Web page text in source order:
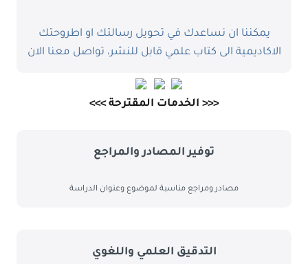
يمكننا ان نساعدك في تحويل رسالتك او اطروحتك
الاكاديمية الى كتاب علمي قابل للنشر، تواصل معنا الان
<<< الخدمات المقترحة >>>
ﺗﻮﻓﻴﺮ اﻟﻤﺼﺎدر واﻟﻤﺮاﺟﻊ
ﻣﺼﺎدر وﻣﺮاﺟﻊ ﻣﻨﺎﺳﺒﺔ ﻟﻤﻮﺿﻮع وﻋﻨﻮان اﻟﺪراﺳﺔ
اﻟﺘﺪﻗﻴﻖ اﻟﻌﻠﻤﻲ واﻟﻠﻐﻮي